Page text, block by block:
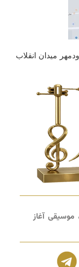
میدان انقلاب
موسیقی آغاز